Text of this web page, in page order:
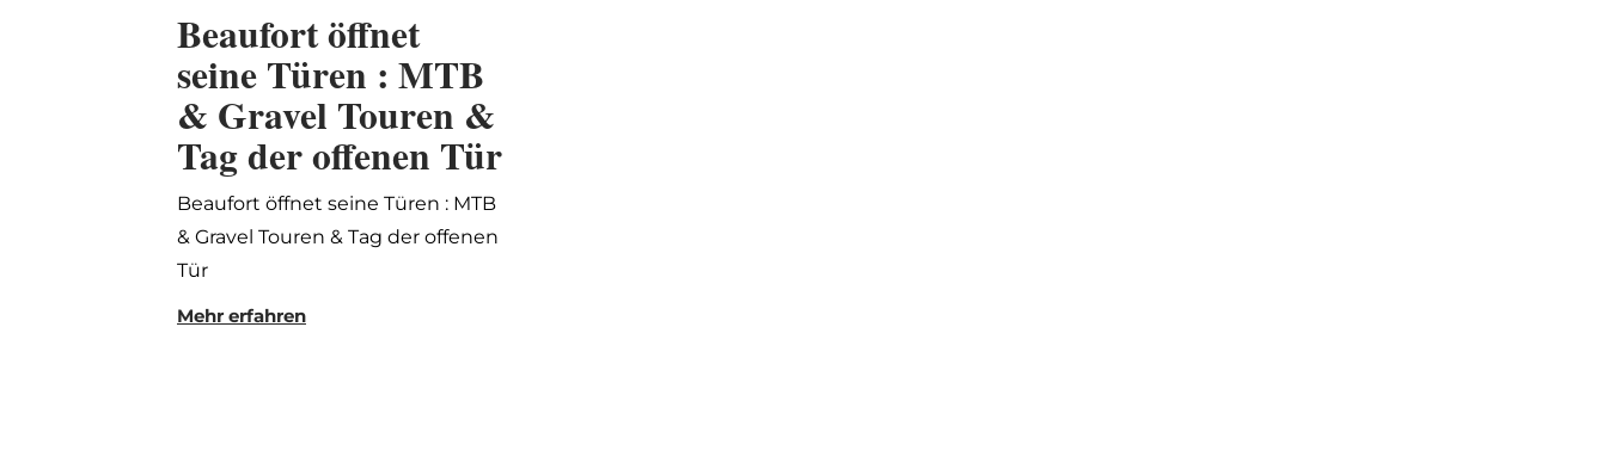
Beaufort öffnet
seine Türen : MTB
& Gravel Touren &
Tag der offenen Tür
Beaufort öffnet seine Türen : MTB
& Gravel Touren & Tag der offenen
Tür
Mehr erfahren